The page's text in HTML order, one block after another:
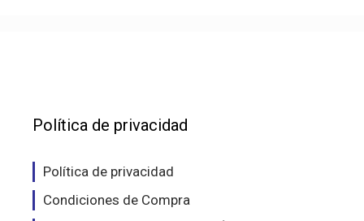
Política de privacidad
Política de privacidad
Condiciones de Compra